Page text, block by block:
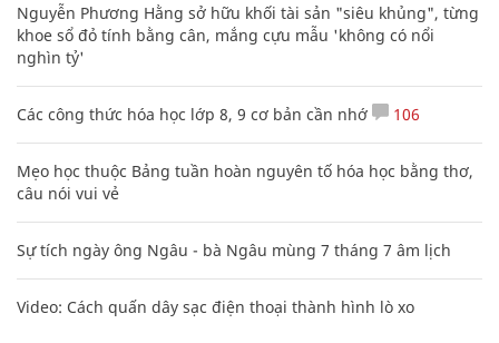
Nguyễn Phương Hằng sở hữu khối tài sản "siêu khủng", từng
khoe sổ đỏ tính bằng cân, mắng cựu mẫu 'không có nổi
nghìn tỷ'
Các công thức hóa học lớp 8, 9 cơ bản cần nhớ 106
Mẹo học thuộc Bảng tuần hoàn nguyên tố hóa học bằng thơ,
câu nói vui vẻ
Sự tích ngày ông Ngâu - bà Ngâu mùng 7 tháng 7 âm lịch
Video: Cách quấn dây sạc điện thoại thành hình lò xo